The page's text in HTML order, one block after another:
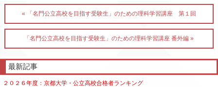
« 「名門公立高校を目指す受験生」のための理科学習講座 第１回
「名門公立高校を目指す受験生」のための理科学習講座 番外編 »
最新記事
２０２６年度：京都大学・公立高校合格者ランキング